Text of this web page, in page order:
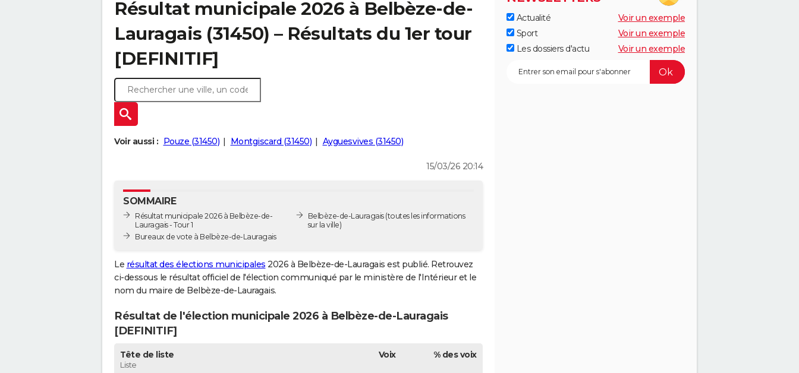
Résultat municipale 2026 à Belbèze-de-
Lauragais (31450) – Résultats du 1er tour
[DEFINITIF]
Voir aussi : Pouze (31450) Montgiscard (31450) Ayguesvives (31450)
15/03/26 20:14
SOMMAIRE
Résultat municipale 2026 à Belbèze-de-
Lauragais - Tour 1
Bureaux de vote à Belbèze-de-Lauragais
Belbèze-de-Lauragais(toutes les informations
sur la ville)
Le résultat des élections municipales 2026 à Belbèze-de-Lauragais est publié. Retrouvez
ci-dessous le résultat officiel de l'élection communiqué par le ministère de l'Intérieur et le
nom du maire de Belbèze-de-Lauragais.
Résultat de l'élection municipale 2026 à Belbèze-de-Lauragais
[DEFINITIF]
Tête de liste
Liste
Voix % des voix
Actualité
Voir un exemple
Sport
Voir un exemple
Les dossiers d'actu
Voir un exemple